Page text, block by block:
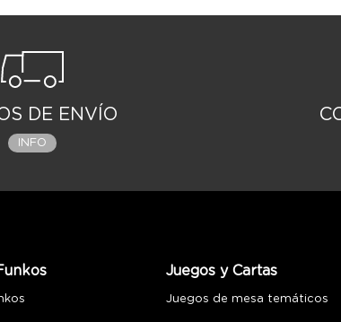
DE ENVÍO
INFO
Juegos y Cartas
Juegos de mesa temáticos